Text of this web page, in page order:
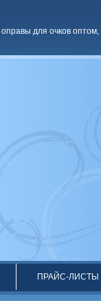
оправы для очков оптом,
ПРАЙС-ЛИСТЫ